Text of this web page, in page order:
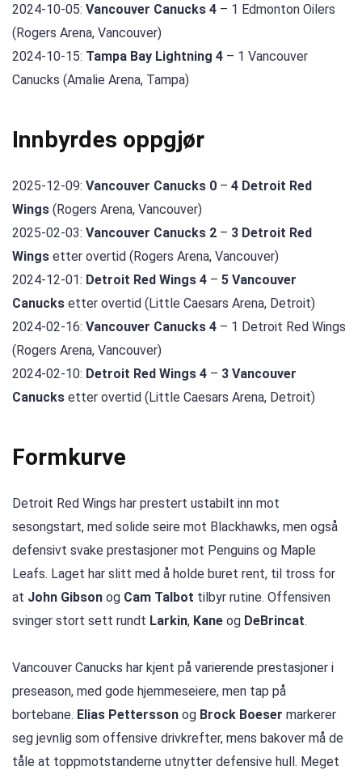
2024-10-05: Vancouver Canucks 4 – 1 Edmonton Oilers
(Rogers Arena, Vancouver)
2024-10-15: Tampa Bay Lightning 4 – 1 Vancouver
Canucks (Amalie Arena, Tampa)
Innbyrdes oppgjør
2025-12-09: Vancouver Canucks 0 – 4 Detroit Red
Wings (Rogers Arena, Vancouver)
2025-02-03: Vancouver Canucks 2 – 3 Detroit Red
Wings etter overtid (Rogers Arena, Vancouver)
2024-12-01: Detroit Red Wings 4 – 5 Vancouver
Canucks etter overtid (Little Caesars Arena, Detroit)
2024-02-16: Vancouver Canucks 4 – 1 Detroit Red Wings
(Rogers Arena, Vancouver)
2024-02-10: Detroit Red Wings 4 – 3 Vancouver
Canucks etter overtid (Little Caesars Arena, Detroit)
Formkurve
Detroit Red Wings har prestert ustabilt inn mot
sesongstart, med solide seire mot Blackhawks, men også
defensivt svake prestasjoner mot Penguins og Maple
Leafs. Laget har slitt med å holde buret rent, til tross for
at John Gibson og Cam Talbot tilbyr rutine. Offensiven
svinger stort sett rundt Larkin, Kane og DeBrincat.
Vancouver Canucks har kjent på varierende prestasjoner i
preseason, med gode hjemmeseiere, men tap på
bortebane. Elias Pettersson og Brock Boeser markerer
seg jevnlig som offensive drivkrefter, mens bakover må de
tåle at toppmotstanderne utnytter defensive hull. Meget